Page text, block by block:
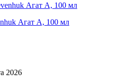
Агат А, 100 мл
2026